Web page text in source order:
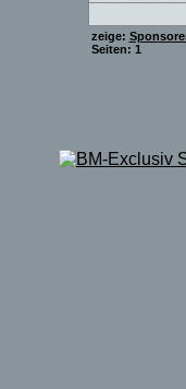
zeige:
Seiten: 1